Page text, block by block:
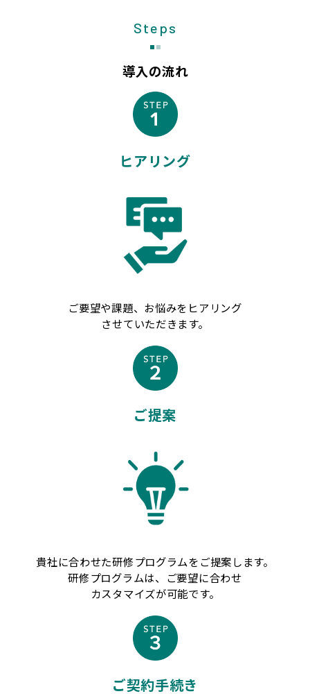
Steps
導入の流れ
ヒアリング
ご要望や課題、お悩みをヒアリング
させていただきます。
ご提案
貴社に合わせた研修プログラムをご提案します。
研修プログラムは、ご要望に合わせ
カスタマイズが可能です。
ご契約手続き